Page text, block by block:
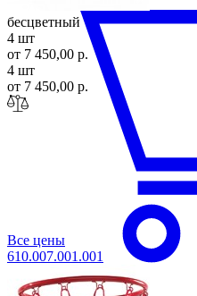
бесцветный
4 шт
от 7 450,00 р.
4 шт
от 7 450,00 р.
Все цены
610.007.001.001